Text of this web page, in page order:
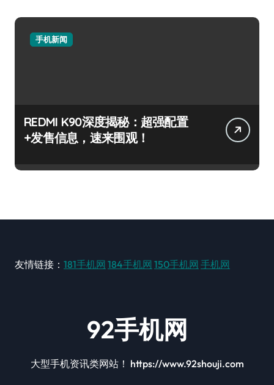
手机新闻
REDMI K90深度揭秘：超强配置
+发售信息，速来围观！
友情链接： 181手机网 184手机网 150手机网 手机网
92手机网
大型手机资讯类网站！ https://www.92shouji.com